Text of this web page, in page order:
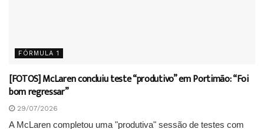
FÓRMULA 1
[FOTOS] McLaren concluiu teste “produtivo” em Portimão: “Foi
bom regressar”
29/07/2026
A McLaren completou uma "produtiva" sessão de testes com